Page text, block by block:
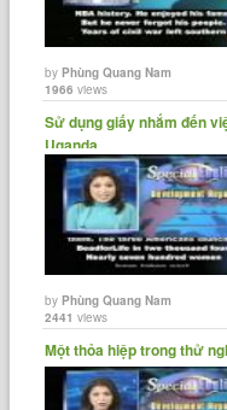
byPhùng Quang Nam
1966 views
Sử dụng giấy nhắm đến
Uganda.
byPhùng Quang Nam
2441 views
Một thỏa hiệp trong thử